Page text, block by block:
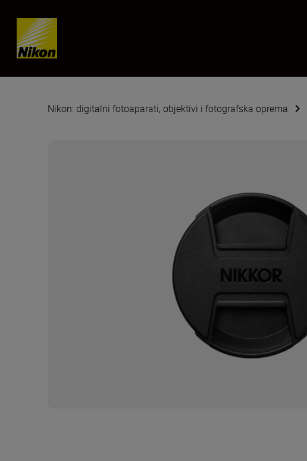
Skip content
Nikon: digitalni fotoaparati, objektivi i fotografska oprema